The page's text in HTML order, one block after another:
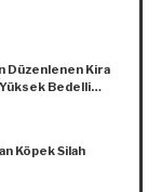
Düzenlenen Kira
Yüksek Bedelli
Köpek Silah